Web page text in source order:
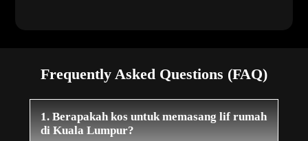
Frequently Asked Questions (FAQ)
1. Berapakah kos untuk memasang lif rumah
di Kuala Lumpur?